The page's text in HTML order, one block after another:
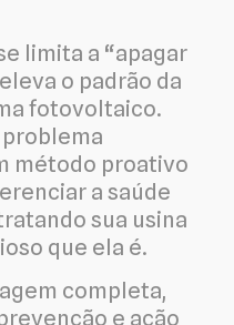
limita a “apagar
eleva o padrão da
fotovoltaico.
problema
método proativo
a saúde
sua usina
que ela é.
completa,
e ação